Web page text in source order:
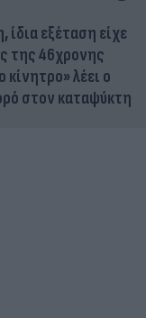
εξέταση είχε
της 46χρονης
λέει ο
στον καταψύκτη